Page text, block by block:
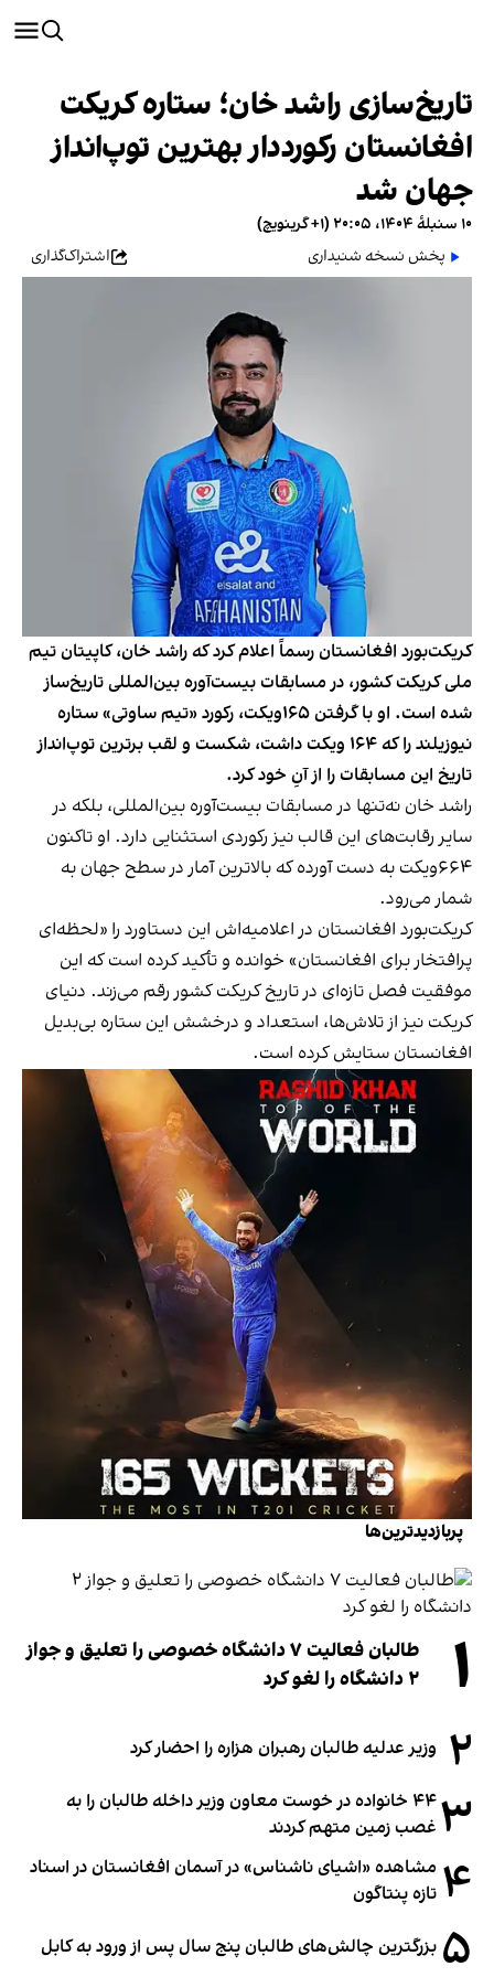
تاریخ‌سازی راشد خان؛ ستاره کریکت
افغانستان رکورددار بهترین توپ‌انداز
جهان شد
۱۰ سنبلهٔ ۱۴۰۴، ۲۰:۰۵ (‎+۱ گرینویچ)
پخش نسخه شنیداری
اشتراک‌گذاری
کریکت‌بورد افغانستان رسماً اعلام کرد که راشد خان، کاپیتان تیم
ملی کریکت کشور، در مسابقات بیست‌آوره بین‌المللی تاریخ‌ساز
شده است. او با گرفتن ۱۶۵ویکت، رکورد «تیم ساوتی» ستاره
نیوزیلند را که ۱۶۴ ویکت داشت، شکست و لقب برترین توپ‌انداز
تاریخ این مسابقات را از آنِ خود کرد.
راشد خان نه‌تنها در مسابقات بیست‌آوره‌ بین‌المللی، بلکه در
سایر رقابت‌های این قالب نیز رکوردی استثنایی دارد. او تاکنون
۶۶۴ویکت به دست آورده که بالاترین آمار در سطح جهان به
شمار می‌رود.
کریکت‌بورد افغانستان در اعلامیه‌اش این دستاورد را «لحظه‌ای
پرافتخار برای افغانستان» خوانده و تأکید کرده است که این
موفقیت فصل تازه‌ای در تاریخ کریکت کشور رقم می‌زند. دنیای
کریکت نیز از تلاش‌ها، استعداد و درخشش این ستاره بی‌بدیل
افغانستان ستایش کرده است.
پربازدیدترین‌ها
۱
طالبان فعالیت ۷ دانشگاه خصوصی را تعلیق و جواز
۲ دانشگاه را لغو کرد
۲ وزیر عدلیه طالبان رهبران هزاره را احضار کرد
۳
۴۴ خانواده در خوست معاون وزیر داخله طالبان را به
غصب زمین متهم کردند
۴ مشاهده «اشیای ناشناس» در آسمان افغانستان در اسناد
تازه پنتاگون
۵ بزرگترین چالش‌های طالبان پنج سال پس از ورود به کابل